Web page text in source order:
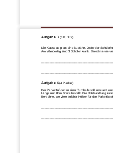
Aufgabe 3 (3 Punkte)
Die Klasse 8c plant eine Busfahrt. Jeder der
Am Wandertag sind 3 Schüler krank. Berechne wie
Aufgabe 4 (4 Punkte)
Der Parkettfußboden einer Turnhalle soll erneuert
Länge und 8cm Breite bestellt. Die Holzhandlung
Berechne, wie viele solcher Hölzer für den